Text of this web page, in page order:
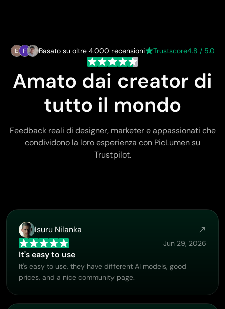
Basato su oltre 4.000 recensioni Trustscore4.8 / 5.0
Amato dai creator di
tutto il mondo
Feedback reali di designer, marketer e appassionati che
condividono la loro esperienza con PicLumen su
Trustpilot.
Isuru Nilanka
Jun 29, 2026
It's easy to use
It's easy to use, they have different AI models, good
prices, and a nice community page.